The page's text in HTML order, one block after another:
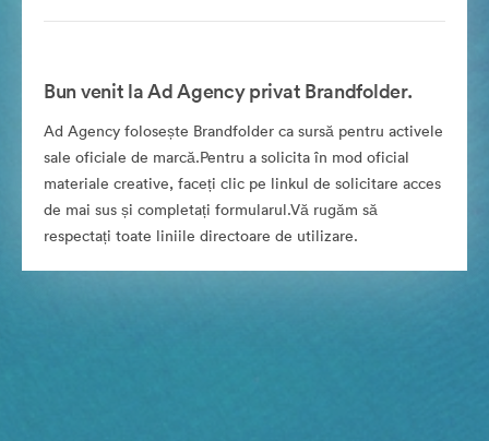
Bun venit la Ad Agency privat Brandfolder.
Ad Agency folosește Brandfolder ca sursă pentru activele
sale oficiale de marcă.Pentru a solicita în mod oficial
materiale creative, faceți clic pe linkul de solicitare acces
de mai sus și completați formularul.Vă rugăm să
respectați toate liniile directoare de utilizare.